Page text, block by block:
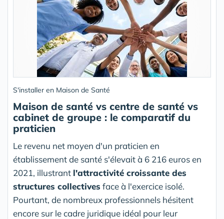
S'installer en Maison de Santé
Maison de santé vs centre de santé vs
cabinet de groupe : le comparatif du
praticien
Le revenu net moyen d'un praticien en
établissement de santé s'élevait à 6 216 euros en
2021, illustrant l'attractivité croissante des
structures collectives face à l'exercice isolé.
Pourtant, de nombreux professionnels hésitent
encore sur le cadre juridique idéal pour leur